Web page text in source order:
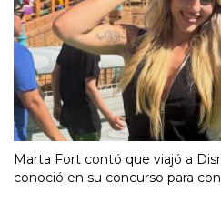
Marta Fort contó que viajó a
conoció en su concurso para